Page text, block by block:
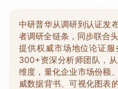
中研普华从调研到认证发
者调研全链条，同步联合
提供权威市场地位论证服
300+资深分析师团队，
维度，量化企业市场份额
威数据背书、可视化图表